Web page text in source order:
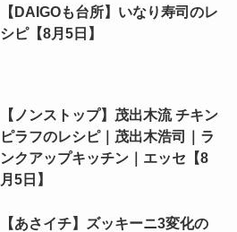
【DAIGOも台所】いなり寿司のレ
シピ【8月5日】
【ノンストップ】茂出木流 チキン
ピラフのレシピ｜茂出木浩司｜ラ
ンクアップキッチン｜エッセ【8
月5日】
【あさイチ】ズッキーニ3変化の